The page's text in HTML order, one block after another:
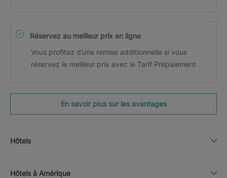
Réservez au meilleur prix en ligne
Vous profitez d’une remise additionnelle si vous
réservez le meilleur prix avec le Tarif Prépaiement
En savoir plus sur les avantages
Hôtels
Hôtels à Amérique